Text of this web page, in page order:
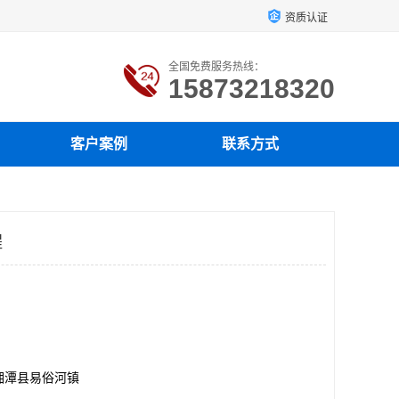
资质认证
全国免费服务热线：
15873218320
客户案例 联系方式
潭县易俗河镇